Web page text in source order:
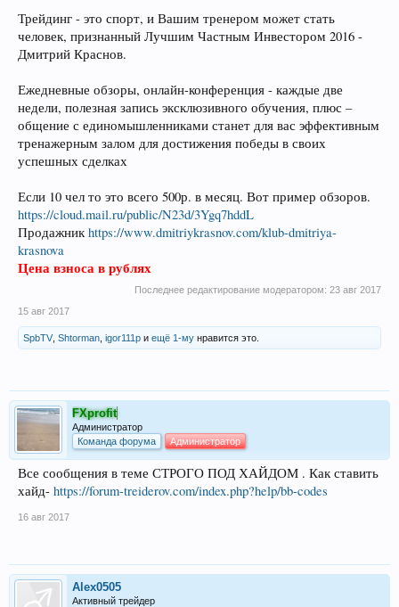
Трейдинг - это спорт, и Вашим тренером может стать
человек, признанный Лучшим Частным Инвестором 2016 -
Дмитрий Краснов.
Ежедневные обзоры, онлайн-конференция - каждые две
недели, полезная запись эксклюзивного обучения, плюс –
общение с единомышленниками станет для вас эффективным
тренажерным залом для достижения победы в своих
успешных сделках
Если 10 чел то это всего 500р. в месяц. Вот пример обзоров.
https://cloud.mail.ru/public/N23d/3Ygq7hddL
Продажникhttps://www.dmitriykrasnov.com/klub-dmitriya-
krasnova
Цена взноса в рублях
Последнее редактирование модератором: 23 авг 2017
15 авг 2017
SpbTV Shtorman igor111p и ещё 1-му нравится это.
FXprofit
Администратор
Команда форума
Администратор
Все сообщения в теме СТРОГО ПОД ХАЙДОМ . Как ставить
хайд- https://forum-treiderov.com/index.php?help/bb-codes
16 авг 2017
Alex0505
Активный трейдер